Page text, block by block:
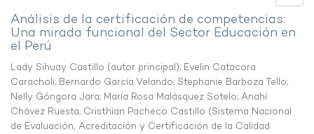
Análisis de la certificación de competencias:
Una mirada funcional del Sector Educación en
el Perú
Lady Sihuay Castillo (autor principal); Evelin Catacora
Caracholi; Bernardo García Velando; Stephanie Barboza Tello;
Nelly Góngora Jara; María Rosa Malásquez Sotelo; Anahí
Chávez Ruesta; Cristhian Pacheco Castillo (Sistema Nacional
de Evaluación, Acreditación y Certificación de la Calidad